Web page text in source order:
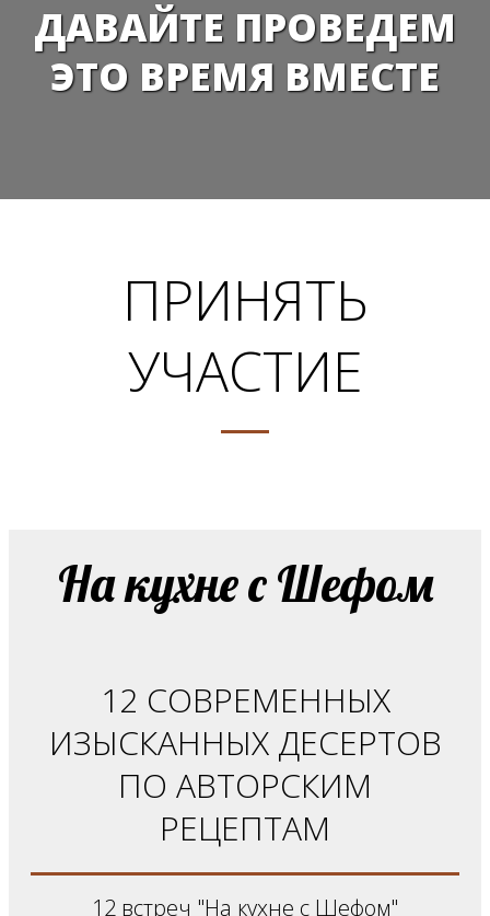
ДАВАЙТЕ ПРОВЕДЕМ
ЭТО ВРЕМЯ ВМЕСТЕ
ПРИНЯТЬ
УЧАСТИЕ
На кухне с Шефом
12 СОВРЕМЕННЫХ
ИЗЫСКАННЫХ ДЕСЕРТОВ
ПО АВТОРСКИМ
РЕЦЕПТАМ
12 встреч "На кухне с Шефом"